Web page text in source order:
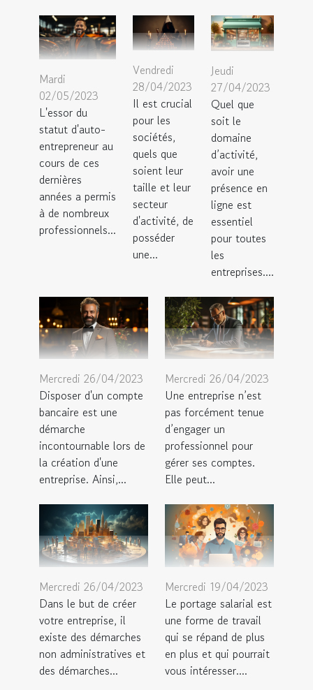
Mardi
02/05/2023
L'essor du
statut d'auto-
entrepreneur au
cours de ces
dernières
années a permis
à de nombreux
professionnels...
Vendredi
28/04/2023
Il est crucial
pour les
sociétés,
quels que
soient leur
taille et leur
secteur
d'activité, de
posséder
une...
Jeudi
27/04/2023
Quel que
soit le
domaine
d’activité,
avoir une
présence en
ligne est
essentiel
pour toutes
les
entreprises....
Mercredi 26/04/2023
Disposer d'un compte
bancaire est une
démarche
incontournable lors de
la création d'une
entreprise. Ainsi,...
Mercredi 26/04/2023
Une entreprise n’est
pas forcément tenue
d’engager un
professionnel pour
gérer ses comptes.
Elle peut...
Mercredi 26/04/2023
Dans le but de créer
votre entreprise, il
existe des démarches
non administratives et
des démarches...
Mercredi 19/04/2023
Le portage salarial est
une forme de travail
qui se répand de plus
en plus et qui pourrait
vous intéresser....